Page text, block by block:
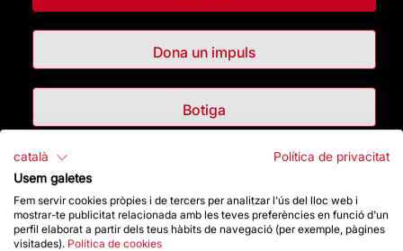
Dona un impuls
Botiga
Destacats
La Fundació
català
Política de privacitat
Usem galetes
Fem servir cookies pròpies i de tercers per analitzar l'ús del lloc web i
mostrar-te publicitat relacionada amb les teves preferències en funció d'un
perfil elaborat a partir dels teus hàbits de navegació (per exemple, pàgines
visitades). Política de cookies